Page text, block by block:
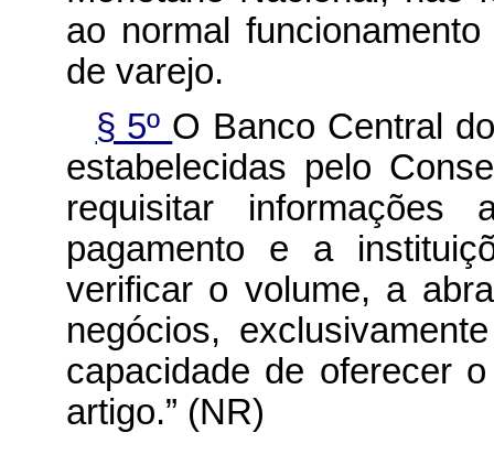
ao normal
de varejo.
§ 5º O Banco Central
estabelecidas pelo
requisitar
pagamento e a
verificar o volume, a
negócios,
capacidade de oferecer
artigo.” (NR)